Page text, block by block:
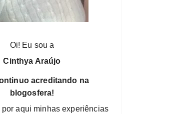
Oi! Eu sou a
Cinthya Araújo
acreditando na
blogosfera!
aqui minhas experiências